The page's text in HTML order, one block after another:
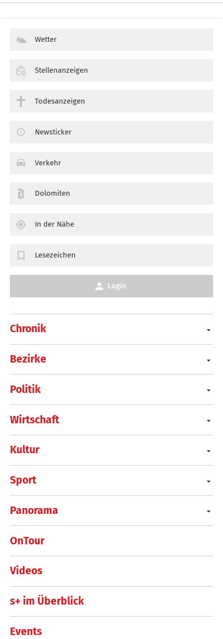
Chronik
Bezirke
Politik
Wirtschaft
Kultur
Sport
Panorama
OnTour
Videos
s+ im Überblick
Events
Wetter
Stellenanzeigen
Todesanzeigen
Newsticker
Verkehr
Dolomiten
In der Nähe
Lesezeichen
Login